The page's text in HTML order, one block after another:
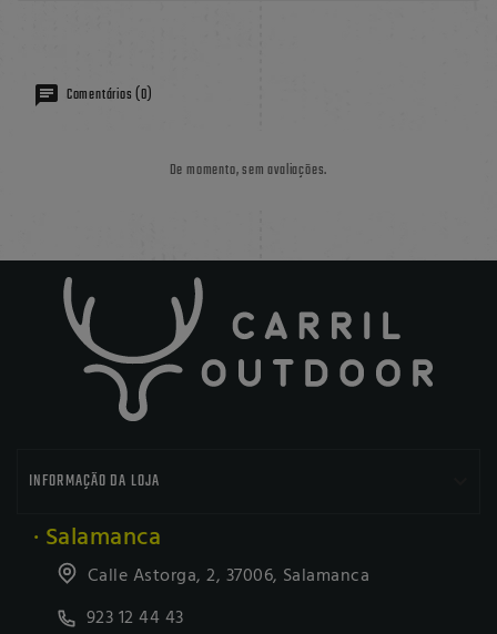
Comentários (0)
De momento, sem avaliações.
INFORMAÇÃO DA LOJA
· Salamanca
Calle Astorga, 2, 37006, Salamanca
923 12 44 43